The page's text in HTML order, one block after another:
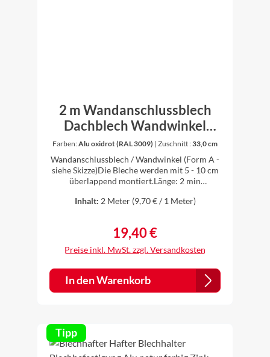
2 m Wandanschlussblech
Dachblech Wandwinkel
Winkel Aluminium farbig 0,8
mm stark (Form A)
Farben:Alu oxidrot (RAL 3009) | Zuschnitt :33,0 cm
Wandanschlussblech / Wandwinkel (Form A -
siehe Skizze)Die Bleche werden mit 5 - 10 cm
überlappend montiert.Länge: 2 min
90°Material: Aluminium farbbeschichtet 0,8
braun (RAL 8014)einseitig farbig, farbige Seite
innenZuschnitt (Form A) abcd20,0 cm10,0
cm8,5 cm1,5 cm90°25,0 cm13,5 cm10,0
cm1,5 cm90 °33,0 cm16,5 cm15,0 cm1,5
cm90 °Die Bleche werden individuell
gekantet, daher ist es für uns kein Problem
Inhalt: 2 Meter (9,70 € / 1 Meter)
Regulärer Preis:
19,40 €
Preise inkl. MwSt. zzgl. Versandkosten
In den Warenkorb
Tipp